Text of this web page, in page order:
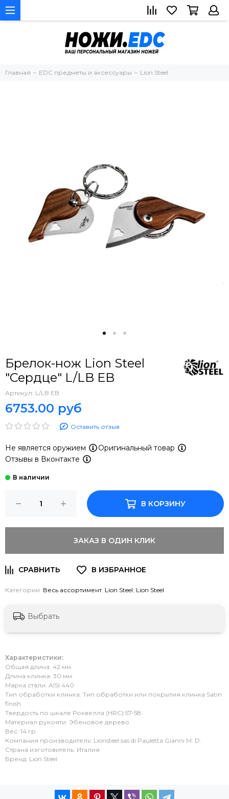
Главная EDC предметы и аксессуары Lion Steel
Брелок-нож Lion Steel
"Сердце" L/LB EB
Артикул: L/LB EB
6753.00 руб
Оставить отзыв
Не является оружием
Оригинальный товар
Отзывы в Вконтакте
В КОРЗИНУ
ЗАКАЗ В ОДИН КЛИК
Категории: Весь ассортимент, Lion Steel, Lion Steel
Выбрать
Характеристики:
Общая длина: 42 мм.
Длина клинка: 30 мм.
Марка стали: AISI 440
Тип обработки клинка: Тип обработки или покрытия клинка Satin
finish
Твердость по шкале Роквелла (HRC):57-58.
Материал рукояти: Эбеновое дерево
Вес: 14 гр.
Компания производитель: Lionsteel sas di Pauletta Gianni M. D.
Страна изготовитель: Италия
Бренд: Lion Steel